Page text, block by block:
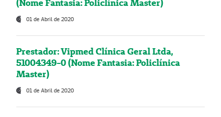
(Nome Fantasia: Policlínica Master)
01 de Abril de 2020
Prestador: Vipmed Clínica Geral Ltda,
51004349-0 (Nome Fantasia: Policlínica
Master)
01 de Abril de 2020